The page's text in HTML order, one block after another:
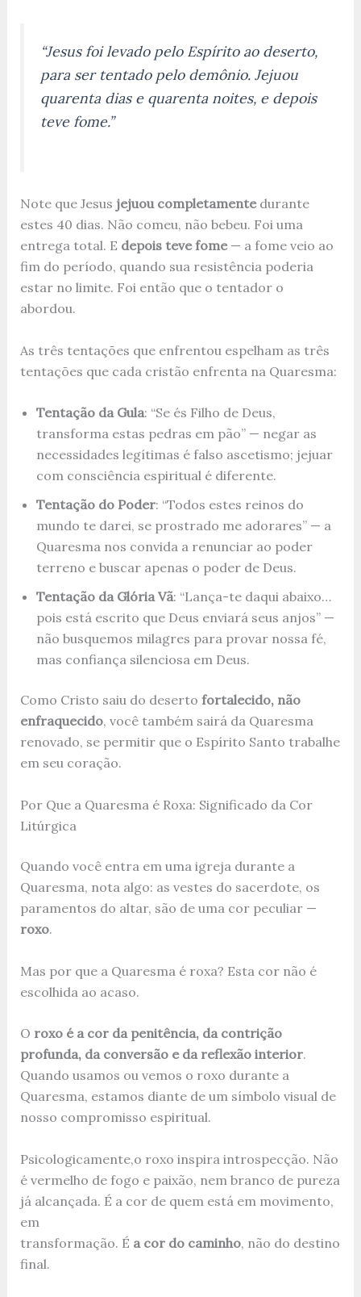
“Jesus foi levado pelo Espírito ao deserto,
para ser tentado pelo demônio. Jejuou
quarenta dias e quarenta noites, e depois
teve fome.”
Note que Jesus jejuou completamentedurante
estes 40 dias. Não comeu, não bebeu. Foi uma
entrega total. E depois teve fome— a fome veio ao
fim do período, quando sua resistência poderia
estar no limite. Foi então que o tentador o
abordou.
As três tentações que enfrentou espelham as três
tentações que cada cristão enfrenta na Quaresma:
Tentação da Gula: “Se és Filho de Deus,
transforma estas pedras em pão” — negar as
necessidades legítimas é falso ascetismo; jejuar
com consciência espiritual é diferente.
Tentação do Poder: “Todos estes reinos do
mundo te darei, se prostrado me adorares” — a
Quaresma nos convida a renunciar ao poder
terreno e buscar apenas o poder de Deus.
Tentação da Glória Vã: “Lança-te daqui abaixo…
pois está escrito que Deus enviará seus anjos” —
não busquemos milagres para provar nossa fé,
mas confiança silenciosa em Deus.
Como Cristo saiu do deserto fortalecido, não
enfraquecido, você também sairá da Quaresma
renovado, se permitir que o Espírito Santo trabalhe
em seu coração.
Por Que a Quaresma é Roxa: Significado da Cor
Litúrgica
Quando você entra em uma igreja durante a
Quaresma, nota algo: as vestes do sacerdote, os
paramentos do altar, são de uma cor peculiar —
roxo.
Mas por que a Quaresma é roxa? Esta cor não é
escolhida ao acaso.
O roxo é a cor da penitência, da contrição
profunda, da conversão e da reflexão interior.
Quando usamos ou vemos o roxo durante a
Quaresma, estamos diante de um símbolo visual de
nosso compromisso espiritual.
Psicologicamente,o roxo inspira introspecção. Não
é vermelho de fogo e paixão, nem branco de pureza
já alcançada. É a cor de quem está em movimento,
em
transformação. É a cor do caminho, não do destino
final.